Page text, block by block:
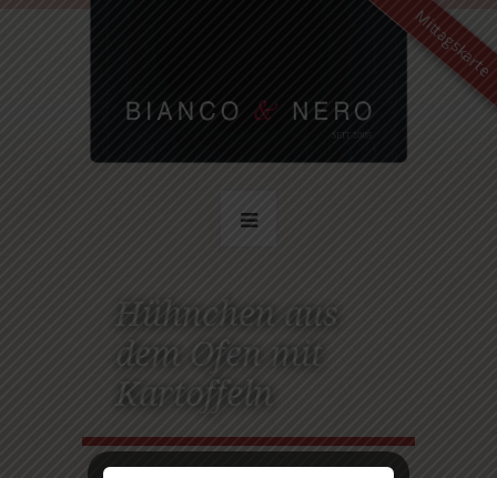
Hühnchen aus
dem Ofen mit
Kartoffeln
Mittagskarte